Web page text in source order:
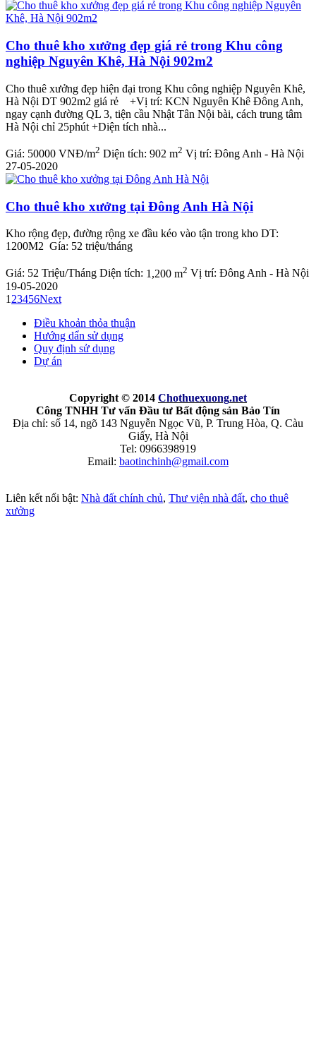
Cho thuê kho xưởng đẹp giá rẻ trong Khu công
nghiệp Nguyên Khê, Hà Nội 902m2
Cho thuê xưởng đẹp hiện đại trong Khu công nghiệp Nguyên Khê,
Hà Nội DT 902m2 giá rẻ +Vị trí: KCN Nguyên Khê Đông Anh,
ngay cạnh đường QL 3, tiện cầu Nhật Tân Nội bài, cách trung tâm
Hà Nội chỉ 25phút +Diện tích nhà...
Giá: 50000 VNĐ/m2 Diện tích: 902 m2 Vị trí: Đông Anh - Hà Nội
27-05-2020
Cho thuê kho xưởng tại Đông Anh Hà Nội
Kho rộng đẹp, đường rộng xe đầu kéo vào tận trong kho DT:
1200M2 Gía: 52 triệu/tháng
Giá: 52 Triệu/Tháng Diện tích: 1,200 m2 Vị trí: Đông Anh - Hà Nội
19-05-2020
1 23456Next
Điều khoản thỏa thuận
Hướng dẩn sử dụng
Quy định sử dụng
Dự án
Copyright © 2014 Chothuexuong.net
Công TNHH Tư vấn Đầu tư Bất động sản Bảo Tín
Địa chỉ: số 14, ngõ 143 Nguyễn Ngọc Vũ, P. Trung Hòa, Q. Càu
Giấy, Hà Nội
Tel: 0966398919
Email: baotinchinh@gmail.com
Liên kết nổi bật: Nhà đất chính chủ, Thư viện nhà đất, cho thuê
xưởng